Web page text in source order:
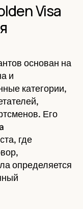
Visa
основан на
и
категории,
Его
где
определяется